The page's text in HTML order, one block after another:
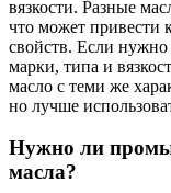
вязкости. Разные
что может привести
свойств. Если нужно
марки, типа и
масло с теми же
но лучше
Нужно ли
масла?